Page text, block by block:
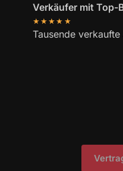
Verkäufer mit Top-
★★★★★
Tausende